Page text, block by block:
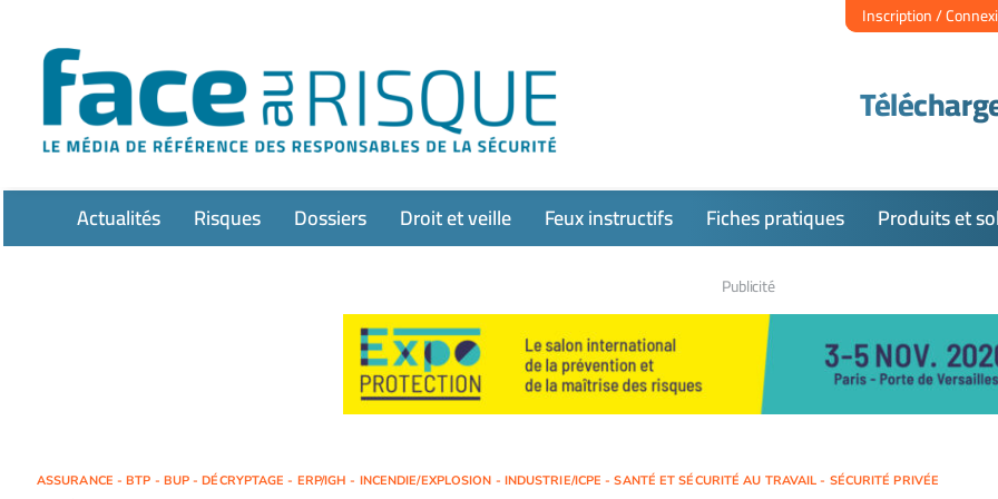
contenu
Inscription /
Actualités Risques Dossiers Droit et veille Feux instructifs Fiches pratiques Produits et
Publicité
ASSURANCE - BTP - BUP - DÉCRYPTAGE - ERP/IGH - INCENDIE/EXPLOSION - INDUSTRIE/ICPE - SANTÉ ET SÉCURITÉ AU TRAVAIL - SÉCURITÉ PRIVÉE